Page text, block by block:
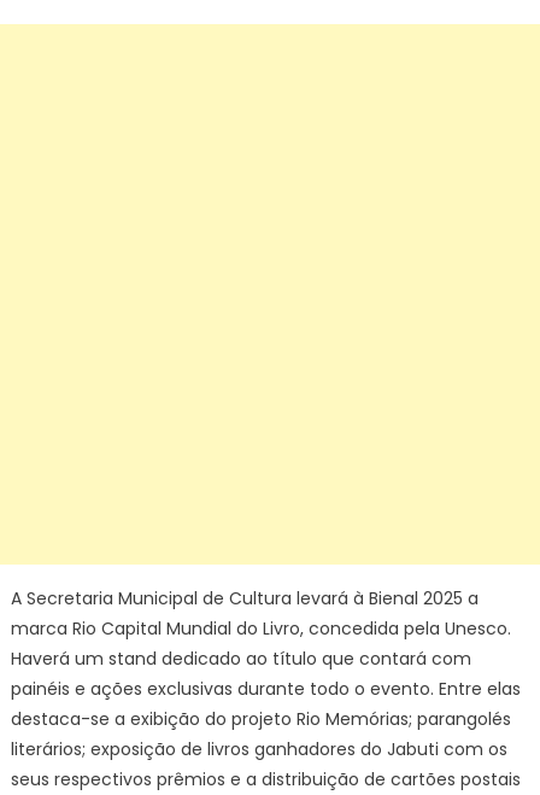
A Secretaria Municipal de Cultura levará à Bienal 2025 a
marca Rio Capital Mundial do Livro, concedida pela Unesco.
Haverá um stand dedicado ao título que contará com
painéis e ações exclusivas durante todo o evento. Entre elas
destaca-se a exibição do projeto Rio Memórias; parangolés
literários; exposição de livros ganhadores do Jabuti com os
seus respectivos prêmios e a distribuição de cartões postais